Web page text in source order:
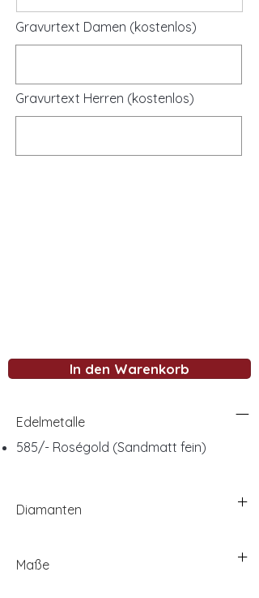
Gravurtext Damen (kostenlos)
Gravurtext Herren (kostenlos)
In den Warenkorb
Edelmetalle
585/- Roségold (Sandmatt fein)
Diamanten
Maße